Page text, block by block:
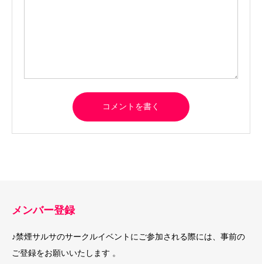
メンバー登録
♪禁煙サルサのサークルイベントにご参加される際には、事前の
ご登録をお願いいたします 。